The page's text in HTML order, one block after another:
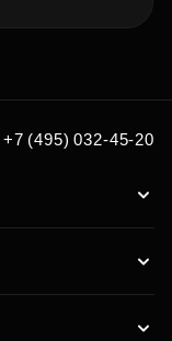
+7 (495) 032-45-20